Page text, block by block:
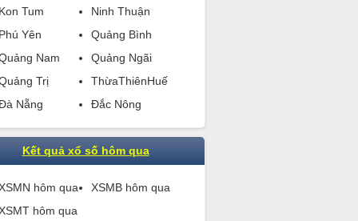
Tum
Ninh Thuận
Yên
Quảng Bình
Nam
Quảng Ngãi
Trị
ThừaThiênHuế
Nẵng
Đắc Nông
Kết quả xổ số hôm qua
hôm qua
XSMB hôm qua
hôm qua